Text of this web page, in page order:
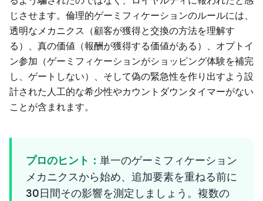
じさせます。倫理的ゲーミフィケーションのルールには、
透明なメカニクス（顧客が獲得と交換の方法を理解す
る）、真の価値（報酬が獲得する価値がある）、オプトイ
ン参加（ゲーミフィケーションがショッピング体験を補完
し、ゲートしない）、そして偽の緊急性を作り出すよう設
計された人工的な希少性やカウントダウンタイマーがない
ことが含まれます。
プロのヒント： 単一のゲーミフィケーション
メカニクスから始め、追加要素を重ねる前に
30日間その影響を測定しましょう。複数の